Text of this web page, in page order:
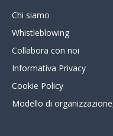
Chi siamo
Whistleblowing
Collabora con noi
Informativa Privacy
Cookie Policy
Modello di